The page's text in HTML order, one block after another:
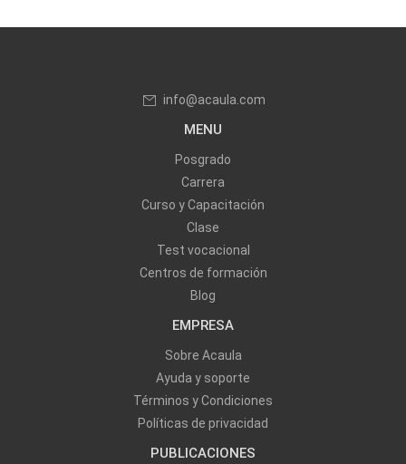
info@acaula.com
MENU
Posgrado
Carrera
Curso y Capacitación
Clase
Test vocacional
Centros de formación
Blog
EMPRESA
Sobre Acaula
Ayuda y soporte
Términos y Condiciones
Políticas de privacidad
PUBLICACIONES